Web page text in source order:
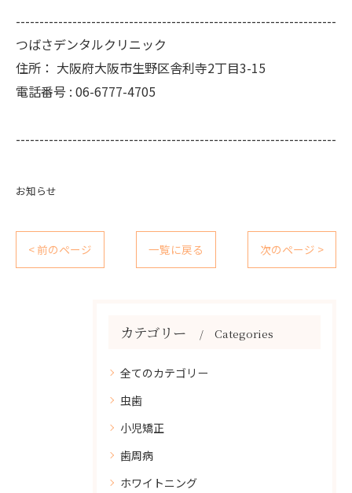
--------------------------------------------------------------------
つばさデンタルクリニック
住所： 大阪府大阪市生野区舎利寺2丁目3-15
電話番号 : 06-6777-4705
--------------------------------------------------------------------
お知らせ
< 前のページ 一覧に戻る 次のページ >
カテゴリー Categories
全てのカテゴリー
虫歯
小児矯正
歯周病
ホワイトニング